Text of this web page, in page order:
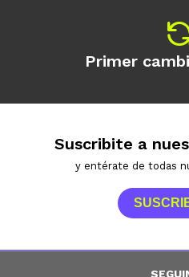
Primer
Suscribite a
y entérate de todas